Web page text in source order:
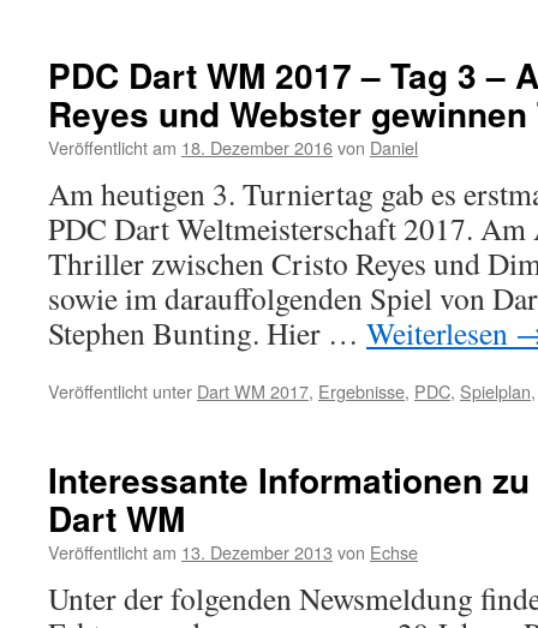
2017
–
Tag
4
Nachmittag:
Chris
gelingt
Debüt
PDC Dart WM 2017 – Tag 3 –
Reyes und Webster
Veröffentlicht am 18. Dezember 2016von Daniel
Am heutigen 3. Turniertag gab es
PDC Dart Weltmeisterschaft 2017. Am
Thriller zwischen Cristo Reyes und
sowie im darauffolgenden Spiel von
Stephen Bunting. Hier … Weiterlesen
Veröffentlicht unter Dart WM 2017, Ergebnisse, PDC, Spielplan
Interessante Informationen
Dart WM
Veröffentlicht am 13. Dezember 2013 von Echse
Unter der folgenden Newsmeldung